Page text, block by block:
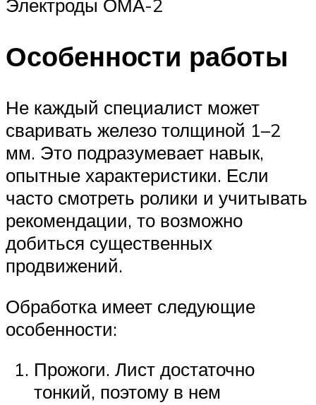
Электроды ОМА-2
Особенности работы
Не каждый специалист может
сваривать железо толщиной 1–2
мм. Это подразумевает навык,
опытные характеристики. Если
часто смотреть ролики и учитывать
рекомендации, то возможно
добиться существенных
продвижений.
Обработка имеет следующие
особенности:
Прожоги. Лист достаточно
тонкий, поэтому в нем